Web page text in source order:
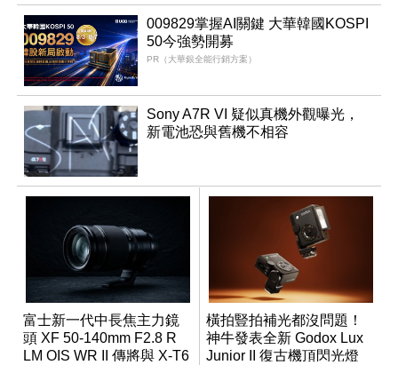
009829掌握AI關鍵 大華韓國KOSPI
50今強勢開募
PR（大華銀全能行銷方案）
Sony A7R VI 疑似真機外觀曝光，
新電池恐與舊機不相容
富士新一代中長焦主力鏡
頭 XF 50-140mm F2.8 R
LM OIS WR II 傳將與 X-T6
橫拍豎拍補光都沒問題！
神牛發表全新 Godox Lux
Junior II 復古機頂閃光燈